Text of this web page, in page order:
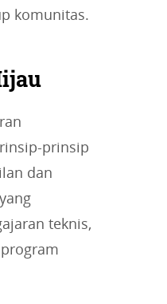
komunitas.
prinsip
dan
teknis,